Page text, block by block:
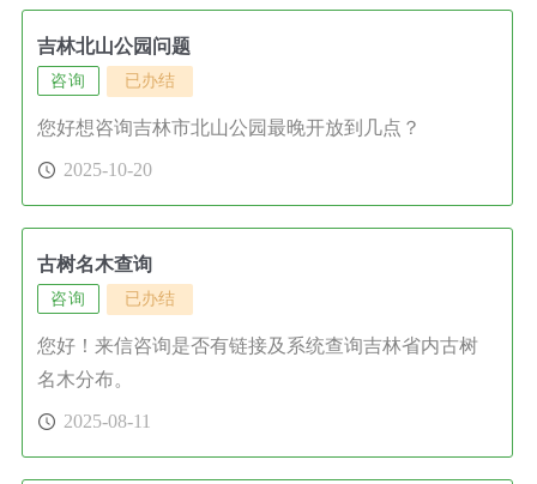
吉林北山公园问题
咨询 已办结
您好想咨询吉林市北山公园最晚开放到几点？
2025-10-20
古树名木查询
咨询 已办结
您好！来信咨询是否有链接及系统查询吉林省内古树
名木分布。
2025-08-11